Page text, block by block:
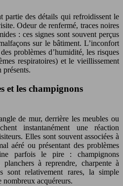
partie des détails qui refroidissent le
Odeur de renfermé, traces noires
: ces signes sont souvent perçus
sur le bâtiment. L’inconfort
problèmes d’humidité, les risques
respiratoires) et le vieillissement
présents.
et les champignons
de mur, derrière les meubles ou
instantanément une réaction
Elles sont souvent associées à
aéré ou présentant des problèmes
parfois le pire : champignons
à reprendre, charpente à
sont relativement rares, la simple
acquéreurs.